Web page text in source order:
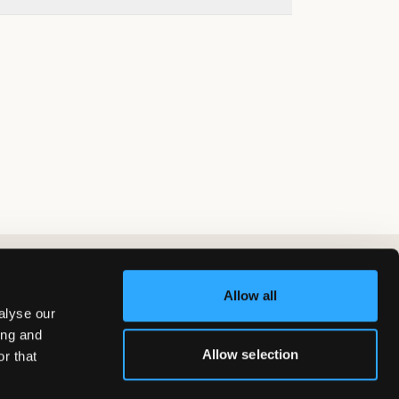
our
and
that
Allow all
Allow selection